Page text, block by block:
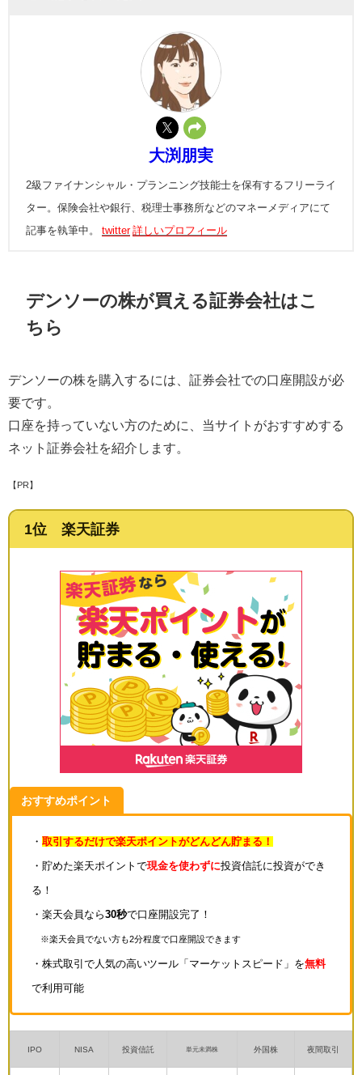
大渕朋実
2級ファイナンシャル・プランニング技能士を保有するフリーライ
ター。保険会社や銀行、税理士事務所などのマネーメディアにて
記事を執筆中。 twitter 詳しいプロフィール
デンソーの株が買える証券会社はこ
ちら
デンソーの株を購入するには、証券会社での口座開設が必
要です。
口座を持っていない方のために、当サイトがおすすめする
ネット証券会社を紹介します。
【PR】
1位 楽天証券
おすすめポイント
・ 取引するだけで楽天ポイントがどんどん貯まる！
・貯めた楽天ポイントで現金を使わずに投資信託に投資ができ
る！
・楽天会員なら30秒で口座開設完了！
※楽天会員でない方も2分程度で口座開設できます
・株式取引で人気の高いツール「マーケットスピード」を無料
で利用可能
IPO NISA 投資信託 単元未満株 外国株 夜間取引